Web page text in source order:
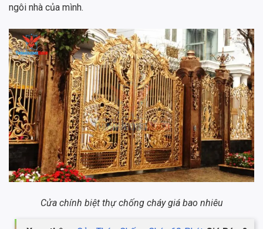
ngôi nhà của mình.
Cửa chính biệt thự chống cháy giá bao nhiêu